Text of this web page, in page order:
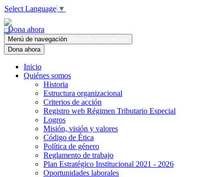
Select Language ▼
Dona ahora
Menú de navegación
Dona ahora
Inicio
Quiénes somos
Historia
Estructura organizacional
Criterios de acción
Registro web Régimen Tributario Especial
Logros
Misión, visión y valores
Código de Ética
Política de género
Reglamento de trabajo
Plan Estratégico Institucional 2021 - 2026
Oportunidades laborales